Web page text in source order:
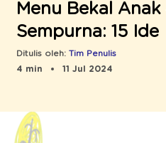
Menu Bekal
Sempurna: 15 Ide
Ditulis oleh: Tim Penulis
4 min
11 Jul 2024